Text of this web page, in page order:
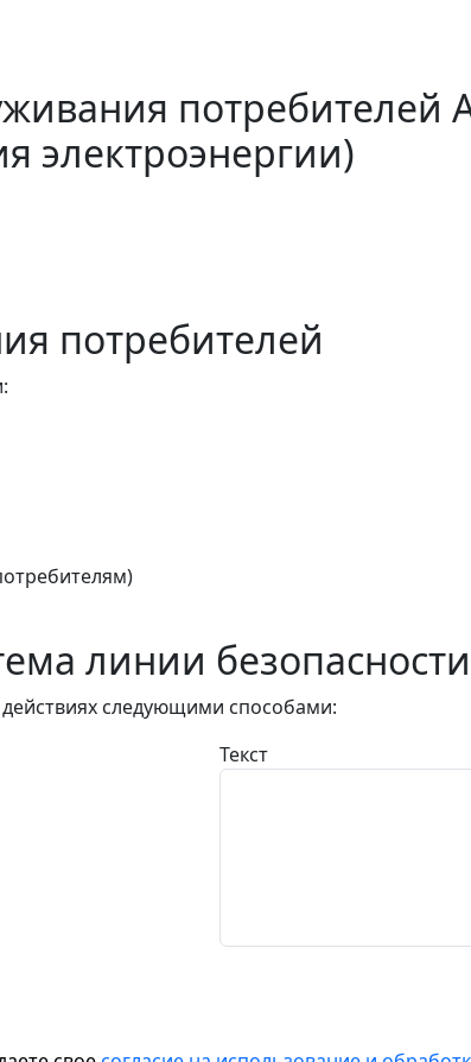
потребителей
электроэнергии)
потребителей
линии безопасности
следующими способами:
Текст